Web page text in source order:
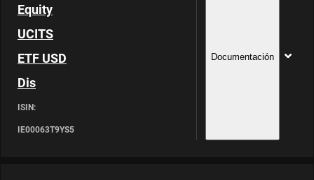
Equity
UCITS
ETF USD
Dis
ISIN:
IE00063T9YS5
Documentación